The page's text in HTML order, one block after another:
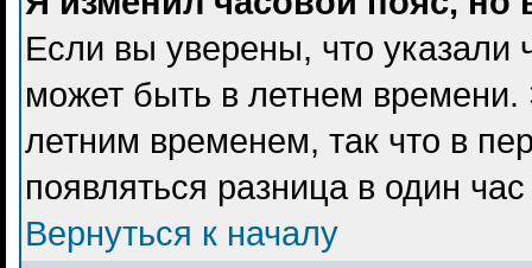
Если вы уверены, что указали
может быть в летнем
летним временем, так что в
появляться разница в один
Вернуться к началу